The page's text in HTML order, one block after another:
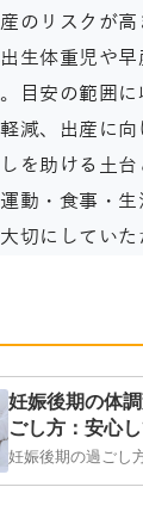
のリスクが
生体重児や
目安の範囲に
減、出産に
を助ける土
動・食事・
切にしていた